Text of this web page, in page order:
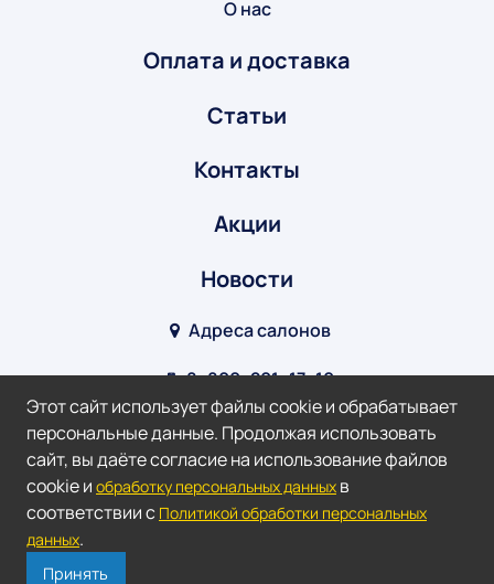
О нас
Оплата и доставка
Статьи
Контакты
Акции
Новости
Адреса салонов
8‒800‒201‒17‒10
info@optik-v.ru
Мы в соц. сетях:
Этот сайт использует файлы cookie и обрабатывает
персональные данные. Продолжая использовать
сайт, вы даёте согласие на использование файлов
cookie и обработку персональных данных в
соответствии с Политикой обработки персональных
данных.
Принять